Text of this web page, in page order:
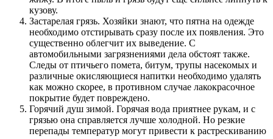
кузову.
Застарелая грязь. Хозяйки знают, что пятна на одежде
необходимо отстирывать сразу после их появления. Это
существенно облегчит их выведение. С
автомобильными загрязнениями дела обстоят также.
Следы от птичьего помета, битум, трупы насекомых и
различные окисляющиеся напитки необходимо удалять
как можно скорее, в противном случае лакокрасочное
покрытие будет повреждено.
Горячий душ зимой. Горячая вода приятнее рукам, и с
грязью она справляется лучше холодной. Но резкие
перепады температур могут привести к растрескиванию